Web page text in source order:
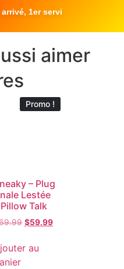
arrivé, 1er servi
aimer
Promo !
– Plug
Lestée
Talk
$59.99
au